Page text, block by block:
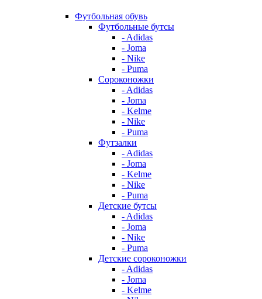
Футбольная обувь
Футбольные бутсы
- Adidas
- Joma
- Nike
- Puma
Сороконожки
- Adidas
- Joma
- Kelme
- Nike
- Puma
Футзалки
- Adidas
- Joma
- Kelme
- Nike
- Puma
Детские бутсы
- Adidas
- Joma
- Nike
- Puma
Детские сороконожки
- Adidas
- Joma
- Kelme